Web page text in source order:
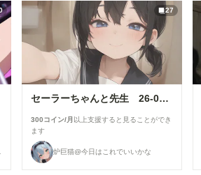
27
セーラーちゃんと先生 26-08-04
300コイン/月 以上支援すると見ることができ
ます
炉巨猫@今日はこれでいいかな